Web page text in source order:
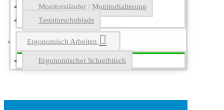
Monitorständer / Monitorhalterung
Tastaturschublade
Ergonomisch Arbeiten
Ergonomischer Schreibtisch